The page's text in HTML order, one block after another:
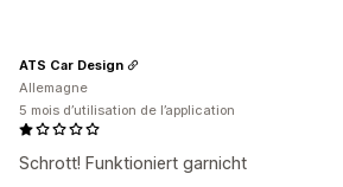
Schrott! Funktioniert garnicht
ATS Car Design
Allemagne
5 mois d’utilisation de l’application